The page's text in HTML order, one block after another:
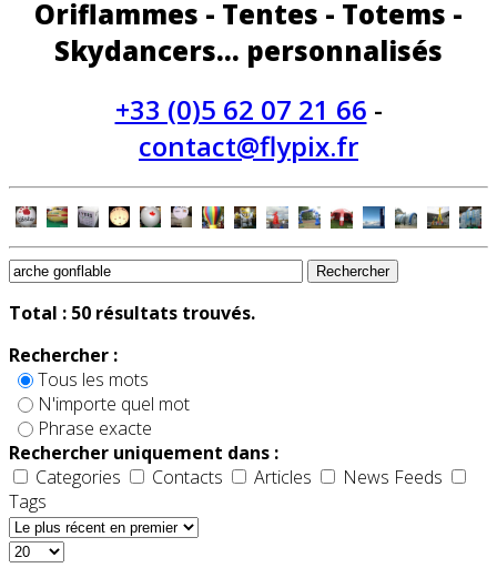
Oriflammes - Tentes - Totems -
Skydancers... personnalisés
+33 (0)5 62 07 21 66 -
contact@flypix.fr
Rechercher
Total : 50 résultats trouvés.
Rechercher :
Tous les mots
N'importe quel mot
Phrase exacte
Rechercher uniquement dans :
Categories
Contacts Articles
News Feeds
Tags